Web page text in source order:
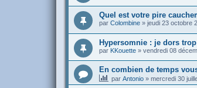
Quel est votre pire
par Colombine » jeudi 23 octobre
Hypersomnie : je dors trop
par KKouette » vendredi 08
En combien de temps
par Antonio » mercredi 30